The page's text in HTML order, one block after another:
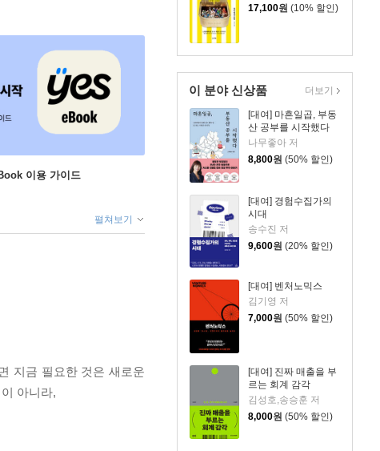
17,100원 (10% 할인)
이 분야 신상품
[대여] 마흔일곱, 부동
산 공부를 시작했다
나무좋아 저
8,800원 (50% 할인)
[대여] 경험수집가의
시대
송수진 저
9,600원 (20% 할인)
[대여] 벤처노믹스
김기영 저
7,000원 (50% 할인)
[대여] 진짜 매출을 부
르는 회계 감각
김성호,송승훈 저
8,000원 (50% 할인)
더보기
이용 가이드
펼쳐보기
지금 필요한 것은 새로운
아니라,